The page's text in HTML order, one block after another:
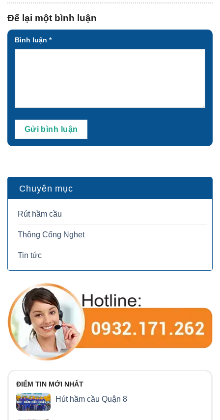
Để lại một bình luận
Bình luận *
Chuyên mục
Rút hầm cầu
Thông Cống Nghẹt
Tin tức
ĐIỂM TIN MỚI NHẤT
Hút hầm cầu Quận 8